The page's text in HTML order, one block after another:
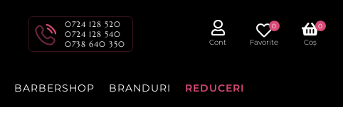
0724 128 520
0724 128 540
0738 640 350
Cont Favorite
0
Coș
0
BARBERSHOP BRANDURI REDUCERI